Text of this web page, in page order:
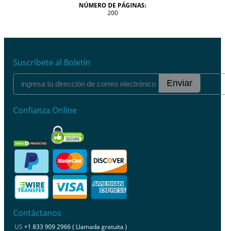
NÚMERO DE PÁGINAS:
200
Suscríbete al Boletín
Enviar
Confianza Online
Contáctanos
US +1 833 909 2966 ( Llamada gratuita )